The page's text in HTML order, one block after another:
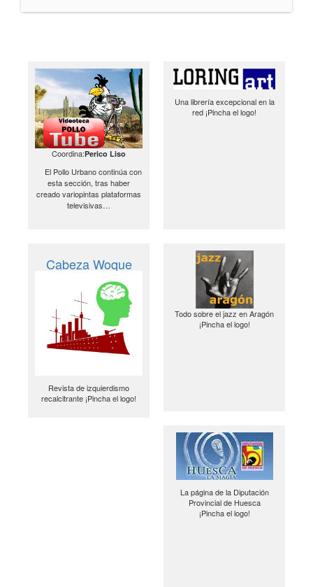
Coordina:Perico Liso
El Pollo Urbano continúa con
esta sección, tras haber
creado variopintas plataformas
televisivas…
Una librería excepcional en la
red ¡Pincha el logo!
Cabeza Woque
Revista de izquierdismo
recalcitrante ¡Pincha el logo!
Todo sobre el jazz en Aragón
¡Pincha el logo!
La página de la Diputación
Provincial de Huesca
¡Pincha el logo!